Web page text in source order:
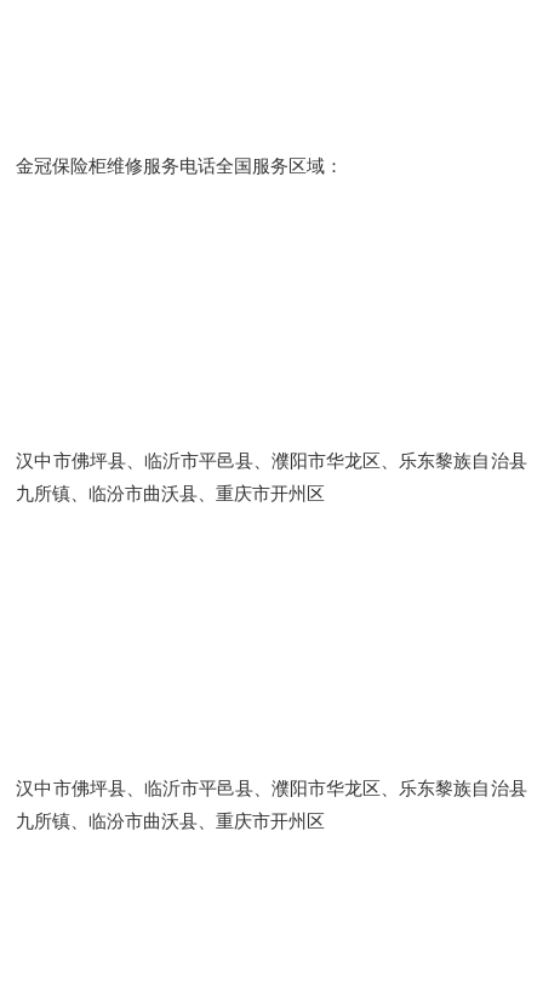
金冠保险柜维修服务电话全国服务区域：
汉中市佛坪县、临沂市平邑县、濮阳市华龙区、乐东黎族自治县
九所镇、临汾市曲沃县、重庆市开州区
汉中市佛坪县、临沂市平邑县、濮阳市华龙区、乐东黎族自治县
九所镇、临汾市曲沃县、重庆市开州区